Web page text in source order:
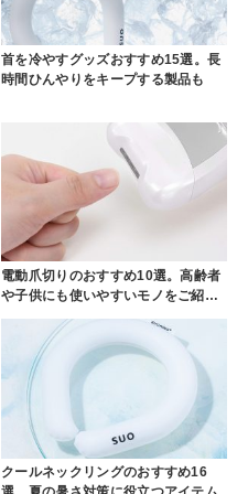
首を冷やすグッズおすすめ15選。長
時間ひんやりをキープする製品も
電動爪切りのおすすめ10選。高齢者
や子供にも使いやすいモノをご紹…
クールネックリングのおすすめ16